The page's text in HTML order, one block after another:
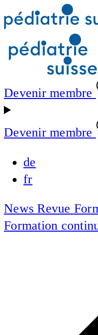
Devenir membre
Devenir membre
de
fr
NewsRevue
Formation